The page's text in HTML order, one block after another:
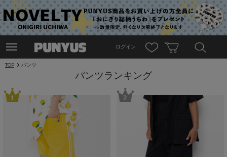
ログイン
TOP パンツ
パンツランキング
1 2